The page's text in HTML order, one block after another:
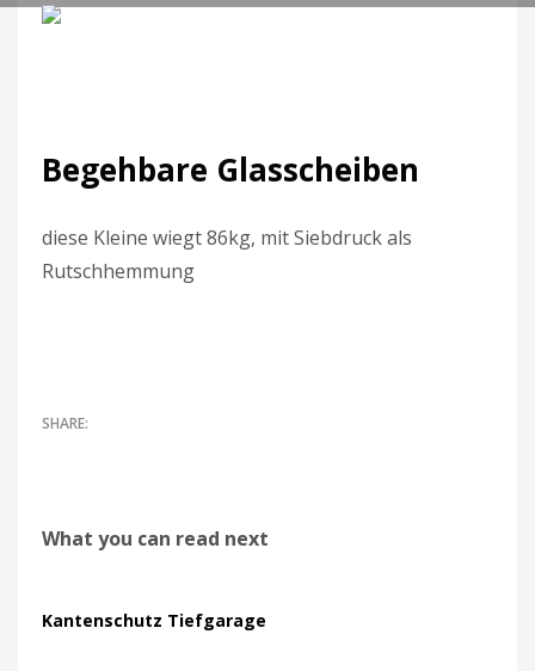
Begehbare Glasscheiben
diese Kleine wiegt 86kg, mit Siebdruck als
Rutschhemmung
What you can read next
Kantenschutz Tiefgarage